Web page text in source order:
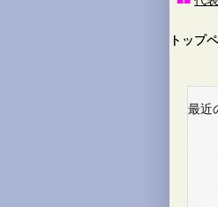
Main
Skip
トップ
最近